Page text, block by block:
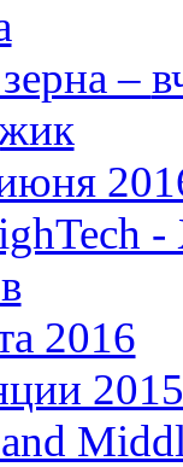
–
2016
2015